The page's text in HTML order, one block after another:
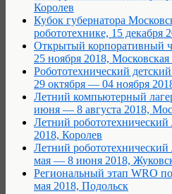
Королев
Кубок губернатора
робототехнике, 15 декабря
Открытый корпоративный
25 ноября 2018, Московская
Робототехнический
29 октября — 04 ноября
Летний компьютерный
июня — 8 августа 2018,
Летний
2018, Королев
Летний
мая — 8 июня 2018,
Региональный этап WRO
мая 2018, Подольск